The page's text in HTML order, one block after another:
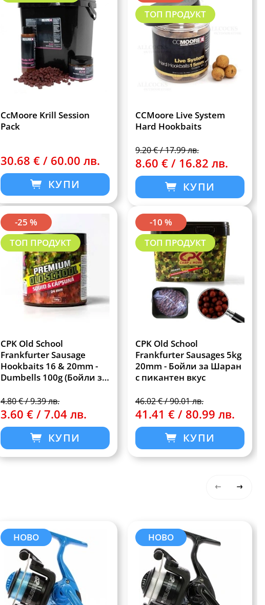
CcMoore Krill Session
Pack
30.68 € / 60.00 лв.
КУПИ
ТОП ПРОДУКТ
CCMoore Live System
Hard Hookbaits
9.20 € / 17.99 лв.
8.60 € / 16.82 лв.
КУПИ
-25 %
ТОП ПРОДУКТ
CPK Old School
Frankfurter Sausage
Hookbaits 16 & 20mm -
Dumbells 100g (Бойли за
4.80 € / 9.39 лв.
3.60 € / 7.04 лв.
КУПИ
-10 %
ТОП ПРОДУКТ
CPK Old School
Frankfurter Sausages 5kg
20mm - Бойли за Шаран
с пикантен вкус
46.02 € / 90.01 лв.
41.41 € / 80.99 лв.
КУПИ
НОВО НОВО